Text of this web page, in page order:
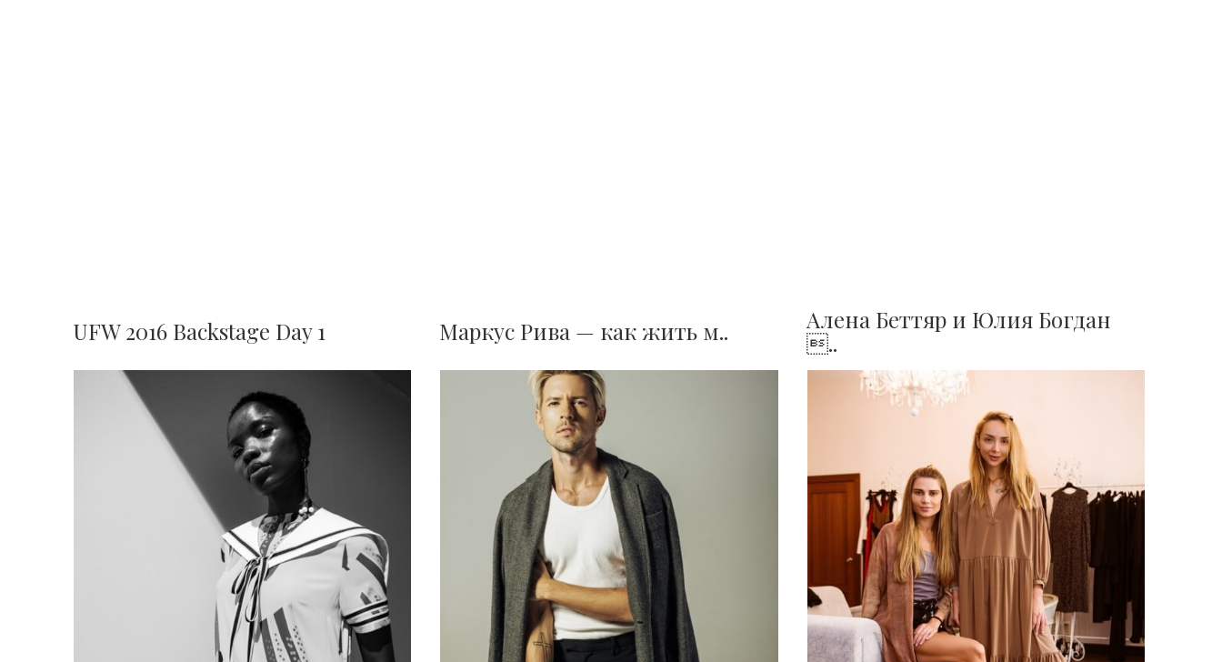
UFW 2016 Backstage Day 1 Маркус Рива — как жить м..
Алена Беттяр и Юлия Богдан
..